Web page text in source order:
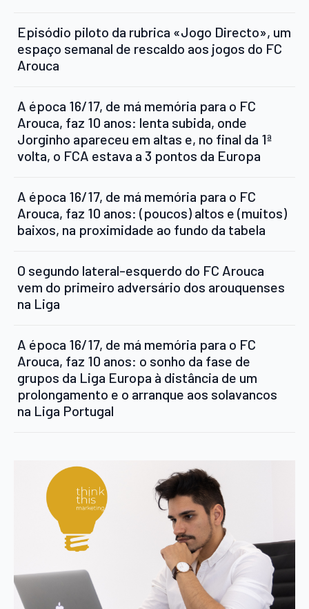
Episódio piloto da rubrica «Jogo Directo», um
espaço semanal de rescaldo aos jogos do FC
Arouca
A época 16/17, de má memória para o FC
Arouca, faz 10 anos: lenta subida, onde
Jorginho apareceu em altas e, no final da 1ª
volta, o FCA estava a 3 pontos da Europa
A época 16/17, de má memória para o FC
Arouca, faz 10 anos: (poucos) altos e (muitos)
baixos, na proximidade ao fundo da tabela
O segundo lateral-esquerdo do FC Arouca
vem do primeiro adversário dos arouquenses
na Liga
A época 16/17, de má memória para o FC
Arouca, faz 10 anos: o sonho da fase de
grupos da Liga Europa à distância de um
prolongamento e o arranque aos solavancos
na Liga Portugal